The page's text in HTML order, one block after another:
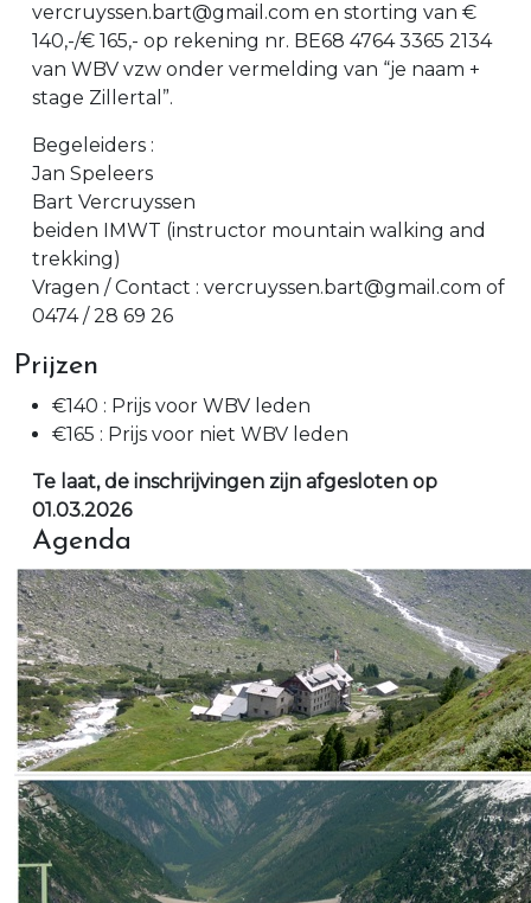
vercruyssen.bart@gmail.com en storting van €
140,-/€ 165,- op rekening nr. BE68 4764 3365 2134
van WBV vzw onder vermelding van “je naam +
stage Zillertal”.
Begeleiders :
Jan Speleers
Bart Vercruyssen
beiden IMWT (instructor mountain walking and
trekking)
Vragen / Contact : vercruyssen.bart@gmail.com of
0474 / 28 69 26
Prijzen
€140 : Prijs voor WBV leden
€165 : Prijs voor niet WBV leden
Te laat, de inschrijvingen zijn afgesloten op
01.03.2026
Agenda